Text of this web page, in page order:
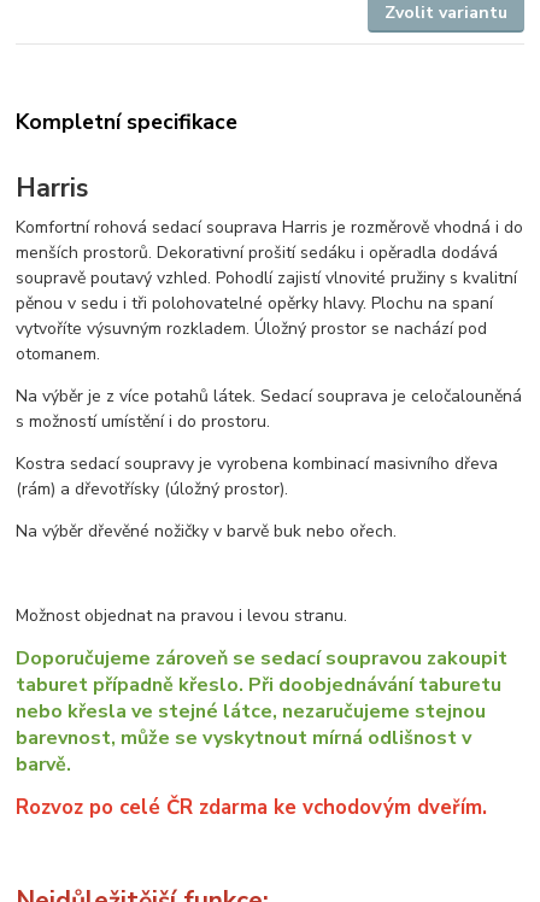
Zvolit variantu
Kompletní specifikace
Harris
Komfortní rohová sedací souprava Harris je rozměrově vhodná i do
menších prostorů. Dekorativní prošití sedáku i opěradla dodává
soupravě poutavý vzhled. Pohodlí zajistí vlnovité pružiny s kvalitní
pěnou v sedu i tři polohovatelné opěrky hlavy. Plochu na spaní
vytvoříte výsuvným rozkladem. Úložný prostor se nachází pod
otomanem.
Na výběr je z více potahů látek. Sedací souprava je celočalouněná
s možností umístění i do prostoru.
Kostra sedací soupravy je vyrobena kombinací masivního dřeva
(rám) a dřevotřísky (úložný prostor).
Na výběr dřevěné nožičky v barvě buk nebo ořech.
Možnost objednat na pravou i levou stranu.
Doporučujeme zároveň se sedací soupravou zakoupit
taburet případně křeslo. Při doobjednávání taburetu
nebo křesla ve stejné látce, nezaručujeme stejnou
barevnost, může se vyskytnout mírná odlišnost v
barvě.
Rozvoz po celé ČR zdarma ke vchodovým dveřím.